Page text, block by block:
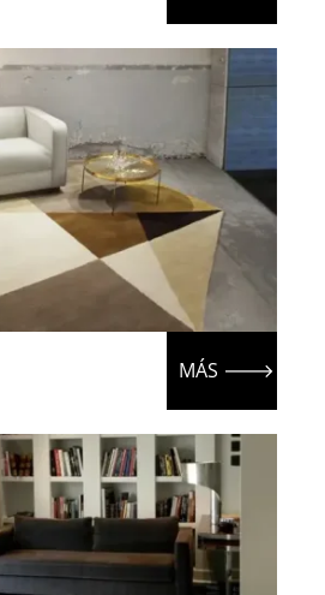
IN